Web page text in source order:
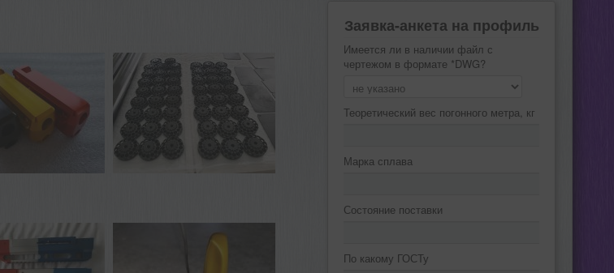
Заявка-анкета на профиль
Имеется ли в наличии файл с
чертежом в формате *DWG?
Теоретический вес погонного метра, кг
Марка сплава
Состояние поставки
По какому ГОСТу